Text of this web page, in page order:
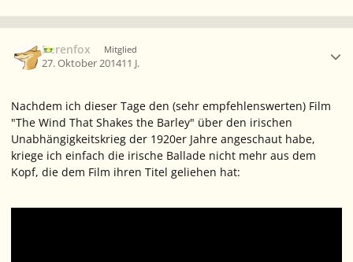
Berenfox Mitglied
27. Oktober 201411 J.
Nachdem ich dieser Tage den (sehr empfehlenswerten) Film
"The Wind That Shakes the Barley" über den irischen
Unabhängigkeitskrieg der 1920er Jahre angeschaut habe,
kriege ich einfach die irische Ballade nicht mehr aus dem
Kopf, die dem Film ihren Titel geliehen hat: